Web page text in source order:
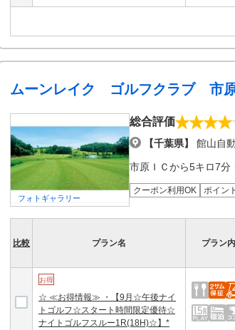
ムーンレイク ゴルフクラブ 市
フォトギャラリー
総合評価
【千葉県】
館山自
市原ＩＣから5キロ7分
クーポン利用OK ポイン
比較 プラン名 プラン
お得
☆ ≪お得情報≫ ・【9月☆午後ナイ
トゴルフ☆スタート時間限定優待☆
ナイトゴルフスルー1R(18H)☆】*